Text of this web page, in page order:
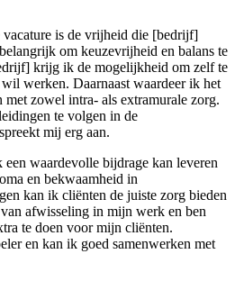
vacature is de vrijheid die [bedrijf]
om keuzevrijheid en balans te
krijg ik de mogelijkheid om zelf te
werken. Daarnaast waardeer ik het
zowel intra- als extramurale zorg.
te volgen in de
mij erg aan.
waardevolle bijdrage kan leveren
en bekwaamheid in
kan ik cliënten de juiste zorg bieden
afwisseling in mijn werk en ben
te doen voor mijn cliënten.
en kan ik goed samenwerken met